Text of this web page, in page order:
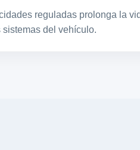
reguladas prolonga la
del vehículo.